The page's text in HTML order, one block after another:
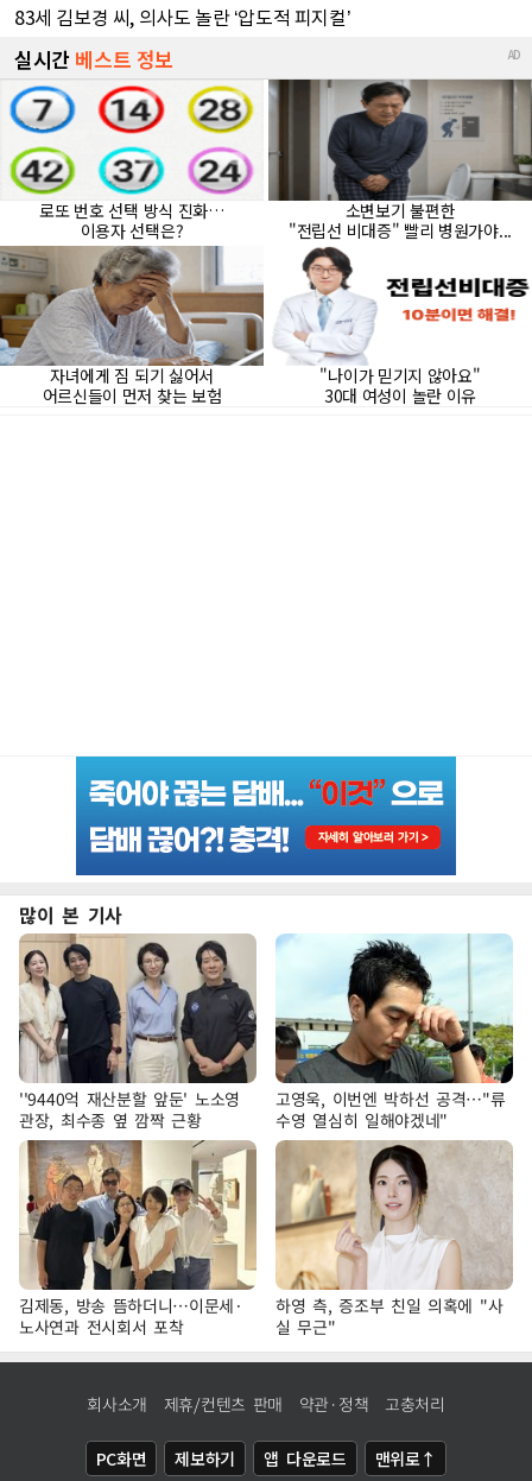
많이 본 기사
''9440억 재산분할 앞둔' 노소영
관장, 최수종 옆 깜짝 근황
고영욱, 이번엔 박하선 공격…"류
수영 열심히 일해야겠네"
김제동, 방송 뜸하더니…이문세·
노사연과 전시회서 포착
하영 측, 증조부 친일 의혹에 "사
실 무근"
회사소개 제휴/컨텐츠 판매 약관·정책 고충처리
PC화면 제보하기 앱 다운로드 맨위로↑